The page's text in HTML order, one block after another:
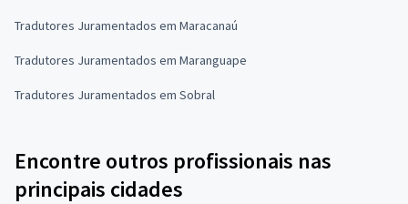
Tradutores Juramentados em Maracanaú
Tradutores Juramentados em Maranguape
Tradutores Juramentados em Sobral
Encontre outros profissionais nas
principais cidades